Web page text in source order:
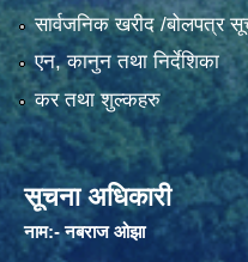
सार्वजनिक खरीद /बोलपत्र
एन, कानुन तथा निर्देशिका
कर तथा शुल्कहरु
सूचना अधिकारी
नाम:- नबराज ओझा